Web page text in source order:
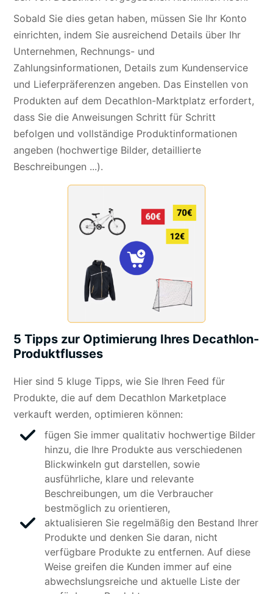
Sobald Sie dies getan haben, müssen Sie Ihr Konto
einrichten, indem Sie ausreichend Details über Ihr
Unternehmen, Rechnungs- und
Zahlungsinformationen, Details zum Kundenservice
und Lieferpräferenzen angeben. Das Einstellen von
Produkten auf dem Decathlon-Marktplatz erfordert,
dass Sie die Anweisungen Schritt für Schritt
befolgen und vollständige Produktinformationen
angeben (hochwertige Bilder, detaillierte
Beschreibungen ...).
5 Tipps zur Optimierung Ihres Decathlon-
Produktflusses
Hier sind 5 kluge Tipps, wie Sie Ihren Feed für
Produkte, die auf dem Decathlon Marketplace
verkauft werden, optimieren können:
fügen Sie immer qualitativ hochwertige Bilder
hinzu, die Ihre Produkte aus verschiedenen
Blickwinkeln gut darstellen, sowie
ausführliche, klare und relevante
Beschreibungen, um die Verbraucher
bestmöglich zu orientieren,
aktualisieren Sie regelmäßig den Bestand Ihrer
Produkte und denken Sie daran, nicht
verfügbare Produkte zu entfernen. Auf diese
Weise greifen die Kunden immer auf eine
abwechslungsreiche und aktuelle Liste der